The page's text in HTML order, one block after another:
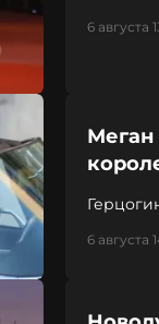
6 августа
Меган
6 августа